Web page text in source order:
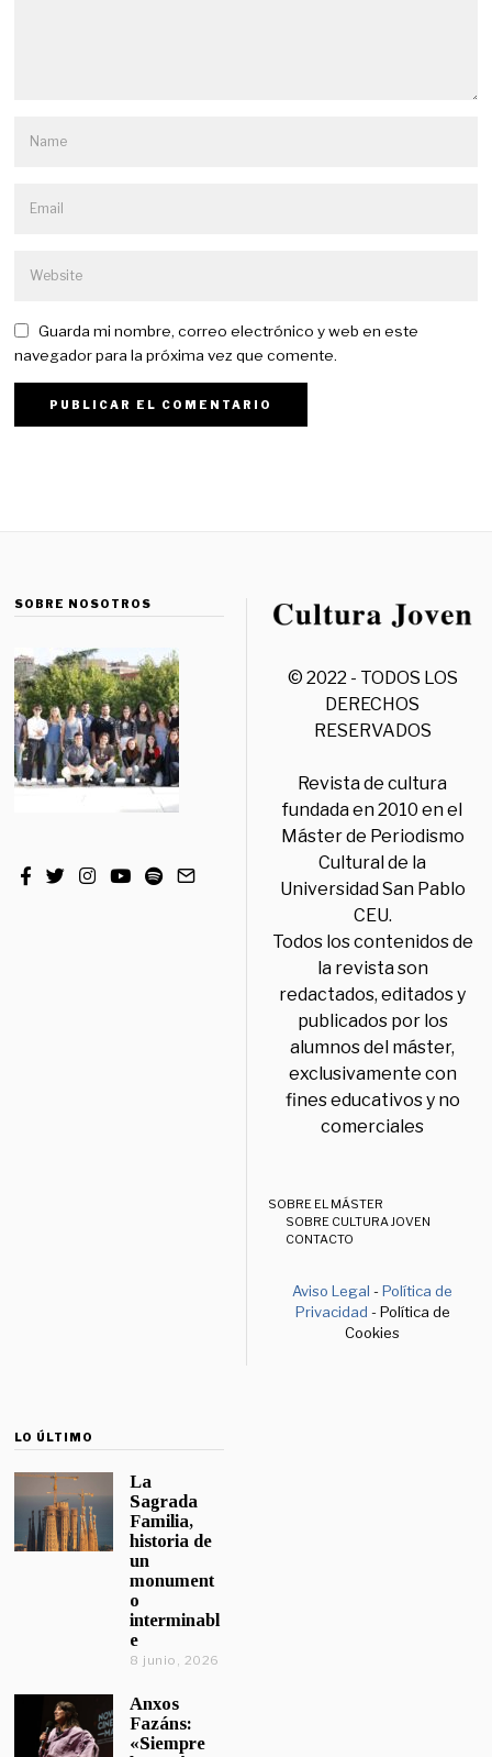
Guarda mi nombre, correo electrónico y web en este
navegador para la próxima vez que comente.
SOBRE NOSOTROS
© 2022 - TODOS LOS
DERECHOS
RESERVADOS
Revista de cultura
fundada en 2010 en el
Máster de Periodismo
Cultural de la
Universidad San Pablo
CEU.
Todos los contenidos de
la revista son
redactados, editados y
publicados por los
alumnos del máster,
exclusivamente con
fines educativos y no
comerciales
SOBRE EL MÁSTER
SOBRE CULTURA JOVEN
CONTACTO
Aviso Legal -Política de
Privacidad - Política de
Cookies
LO ÚLTIMO
La
Sagrada
Familia,
historia de
un
monument
o
interminabl
e
8 junio, 2026
Anxos
Fazáns:
«Siempre